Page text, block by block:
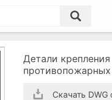
Детали крепления
противопожарных
Скачать DWG